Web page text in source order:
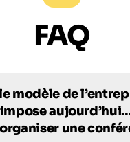
FAQ
modèle de
une